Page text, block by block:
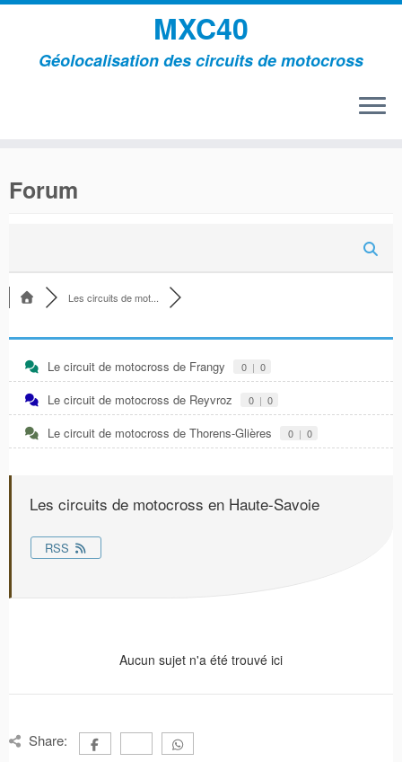
contenu
MXC40
Géolocalisation des circuits de motocross
Forum
Les circuits de mot...
Le circuit de motocross de Frangy 0 | 0
Le circuit de motocross de Reyvroz 0 | 0
Le circuit de motocross de Thorens-Glières 0 | 0
Les circuits de motocross en Haute-Savoie
RSS
Aucun sujet n'a été trouvé ici
Share: